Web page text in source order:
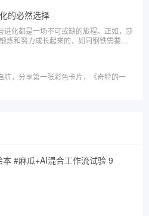
的必然选择
进化都是一场不可或缺的旅程。正如，莎
炼和努力成长起来的，如同钢铁需要经
。
航，分享第一张彩色卡片，《奇特的一
本 #麻瓜+AI混合工作流试验 9